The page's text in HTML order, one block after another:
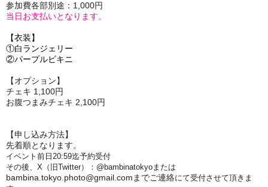
参加費各部別途：1,000円
当日お支払いとなります。
【衣装】
①白ランジェリー
②パープルビキニ
【オプション】
チェキ 1,100円
お腹つまみチェキ 2,100円
【申し込み方法】
先着順となります。
イベント前日20:59迄予約受付
その後、X（旧Twitter）：@bambinatokyoまたは
bambina.tokyo.photo@gmail.comまでご連絡にて受付させて頂きま